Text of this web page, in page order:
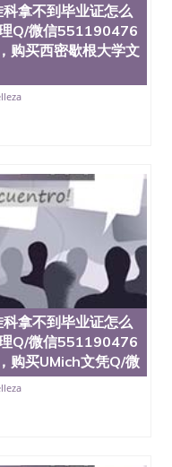
拿不到毕业证怎么
Q/微信551190476
购买西密歇根大学文
拿不到毕业证怎么
Q/微信551190476
购买UMich文凭Q/微